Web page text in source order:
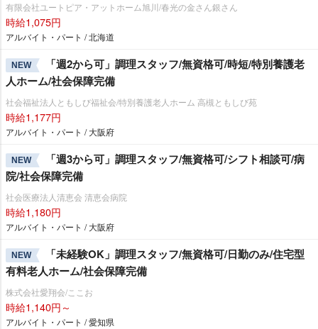
有限会社ユートピア・アットホーム旭川/春光の金さん銀さん
時給1,075円
アルバイト・パート / 北海道
NEW
「週2から可」調理スタッフ/無資格可/時短/特別養護老
人ホーム/社会保障完備
社会福祉法人ともしび福祉会/特別養護老人ホーム 高槻ともしび苑
時給1,177円
アルバイト・パート / 大阪府
NEW
「週3から可」調理スタッフ/無資格可/シフト相談可/病
院/社会保障完備
社会医療法人清恵会 清恵会病院
時給1,180円
アルバイト・パート / 大阪府
NEW
「未経験OK」調理スタッフ/無資格可/日勤のみ/住宅型
有料老人ホーム/社会保障完備
株式会社愛翔会/ここお
時給1,140円～
アルバイト・パート / 愛知県